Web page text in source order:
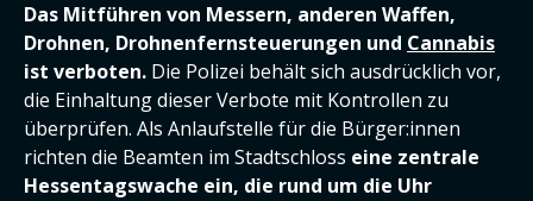
Das Mitführen von Messern, anderen Waffen,
Drohnen, Drohnenfernsteuerungen und Cannabis
ist verboten. Die Polizei behält sich ausdrücklich vor,
die Einhaltung dieser Verbote mit Kontrollen zu
überprüfen. Als Anlaufstelle für die Bürger:innen
richten die Beamten im Stadtschloss eine zentrale
Hessentagswache ein, die rund um die Uhr